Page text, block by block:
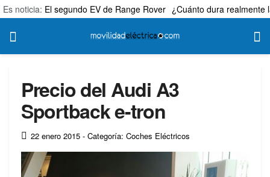
Es noticia: El segundo EV de Range Rover ¿Cuánto dura realmente
Precio del Audi A3
Sportback e-tron
22 enero 2015 - Categoría: Coches Eléctricos